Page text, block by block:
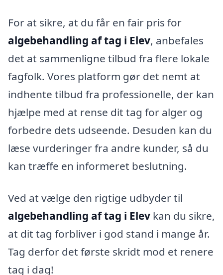
For at sikre, at du får en fair pris for
algebehandling af tag i Elev, anbefales
det at sammenligne tilbud fra flere lokale
fagfolk. Vores platform gør det nemt at
indhente tilbud fra professionelle, der kan
hjælpe med at rense dit tag for alger og
forbedre dets udseende. Desuden kan du
læse vurderinger fra andre kunder, så du
kan træffe en informeret beslutning.
Ved at vælge den rigtige udbyder til
algebehandling af tag i Elev kan du sikre,
at dit tag forbliver i god stand i mange år.
Tag derfor det første skridt mod et renere
tag i dag!